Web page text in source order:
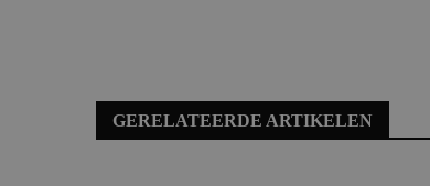
GERELATEERDE ARTIKELEN